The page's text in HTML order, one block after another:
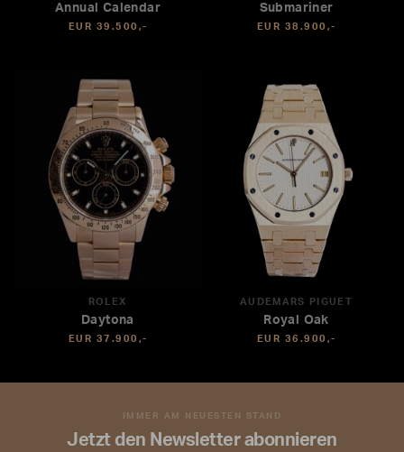
Annual Calendar
EUR 39.500,-
Submariner
EUR 38.900,-
ROLEX
Daytona
EUR 37.900,-
AUDEMARS PIGUET
Royal Oak
EUR 36.900,-
IMMER AM NEUESTEN STAND
Jetzt den Newsletter abonnieren